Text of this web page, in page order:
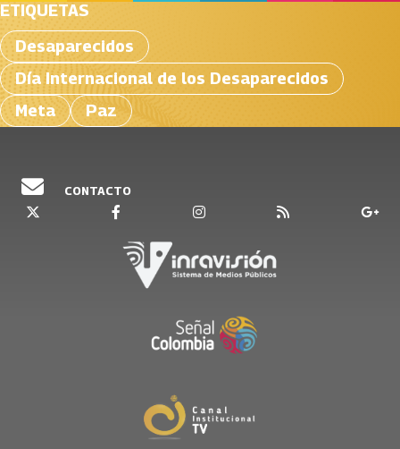
ETIQUETAS
Desaparecidos
Día Internacional de los Desaparecidos
Meta
Paz
CONTACTO